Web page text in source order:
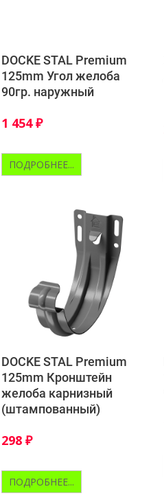
DOCKE STAL Premium
125mm Угол желоба
90гр. наружный
1 454₽
ПОДРОБНЕЕ...
DOCKE STAL Premium
125mm Кронштейн
желоба карнизный
(штампованный)
298 ₽
ПОДРОБНЕЕ...